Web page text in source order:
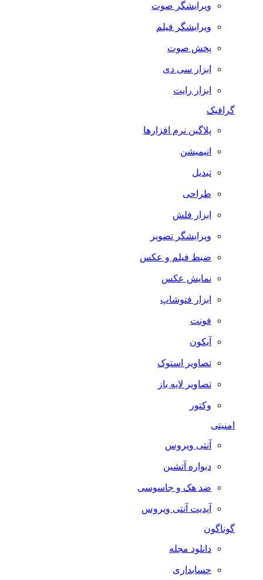
ویرایشگر صوت
ویرایشگر فیلم
پخش صوت
ابزار سی دی
ابزار رایت
گرافیک
پلاگین نرم افزارها
انیمیشن
تبدیل
طراحی
ابزار فلش
ویرایشگر تصویر
ضبط فيلم و عكس
نمایش عکس
ابزار فتوشاپ
فونت
آیکون
تصاویر استوک
تصاویر لایه باز
وکتور
امنیتی
آنتی ویروس
دیواره آتشین
ضد هک و جاسوسی
آپدیت آنتی ویروس
گوناگون
دانلود مجله
حسابداری